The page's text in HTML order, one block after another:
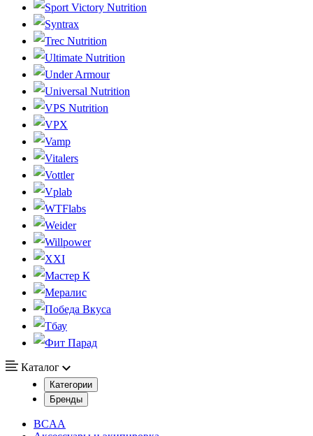
Sport Victory Nutrition
Syntrax
Trec Nutrition
Ultimate Nutrition
Under Armour
Universal Nutrition
VPS Nutrition
VPX
Vamp
Vitalers
Vottler
Vplab
WTFlabs
Weider
Willpower
XXI
Мастер К
Мералис
Победа Вкуса
Тбау
Фит Парад
Каталог
Категории
Бренды
BCAA